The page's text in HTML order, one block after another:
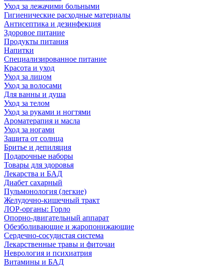
Уход за лежачими больными
Гигиенические расходные материалы
Антисептика и дезинфекция
Здоровое питание
Продукты питания
Напитки
Специализированное питание
Красота и уход
Уход за лицом
Уход за волосами
Для ванны и душа
Уход за телом
Уход за руками и ногтями
Ароматерапия и масла
Уход за ногами
Защита от солнца
Бритье и депиляция
Подарочные наборы
Товары для здоровья
Лекарства и БАД
Диабет сахарный
Пульмонология (легкие)
Желудочно-кишечный тракт
ЛОР-органы: Горло
Опорно-двигательный аппарат
Обезболивающие и жаропонижающие
Сердечно-сосудистая система
Лекарственные травы и фиточаи
Неврология и психиатрия
Витамины и БАД